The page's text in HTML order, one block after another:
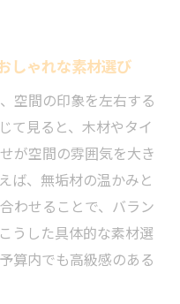
快適な暮らしの秘
しゃれな素材選び
空間の印象を左右する
て見ると、木材やタイ
が空間の雰囲気を大き
ば、無垢材の温かみと
わせることで、バラン
うした具体的な素材選
算内でも高級感のある